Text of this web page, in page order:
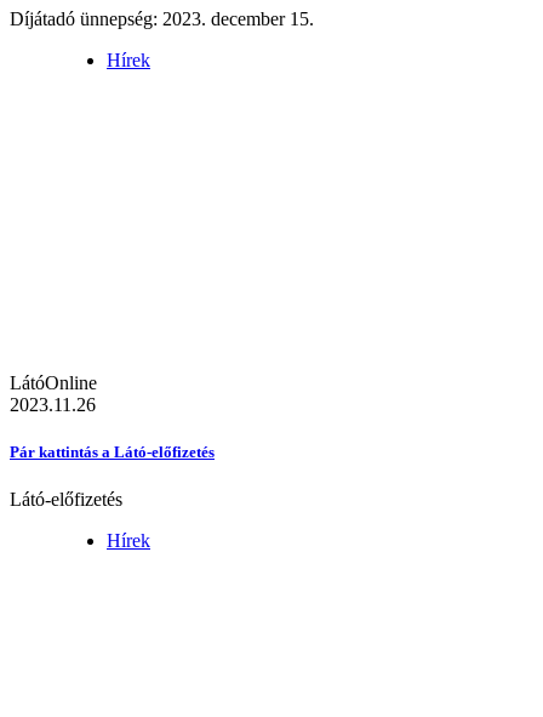
Díjátadó ünnepség: 2023. december 15.
Hírek
LátóOnline
2023.11.26
Pár kattintás a Látó-előfizetés
Látó-előfizetés
Hírek